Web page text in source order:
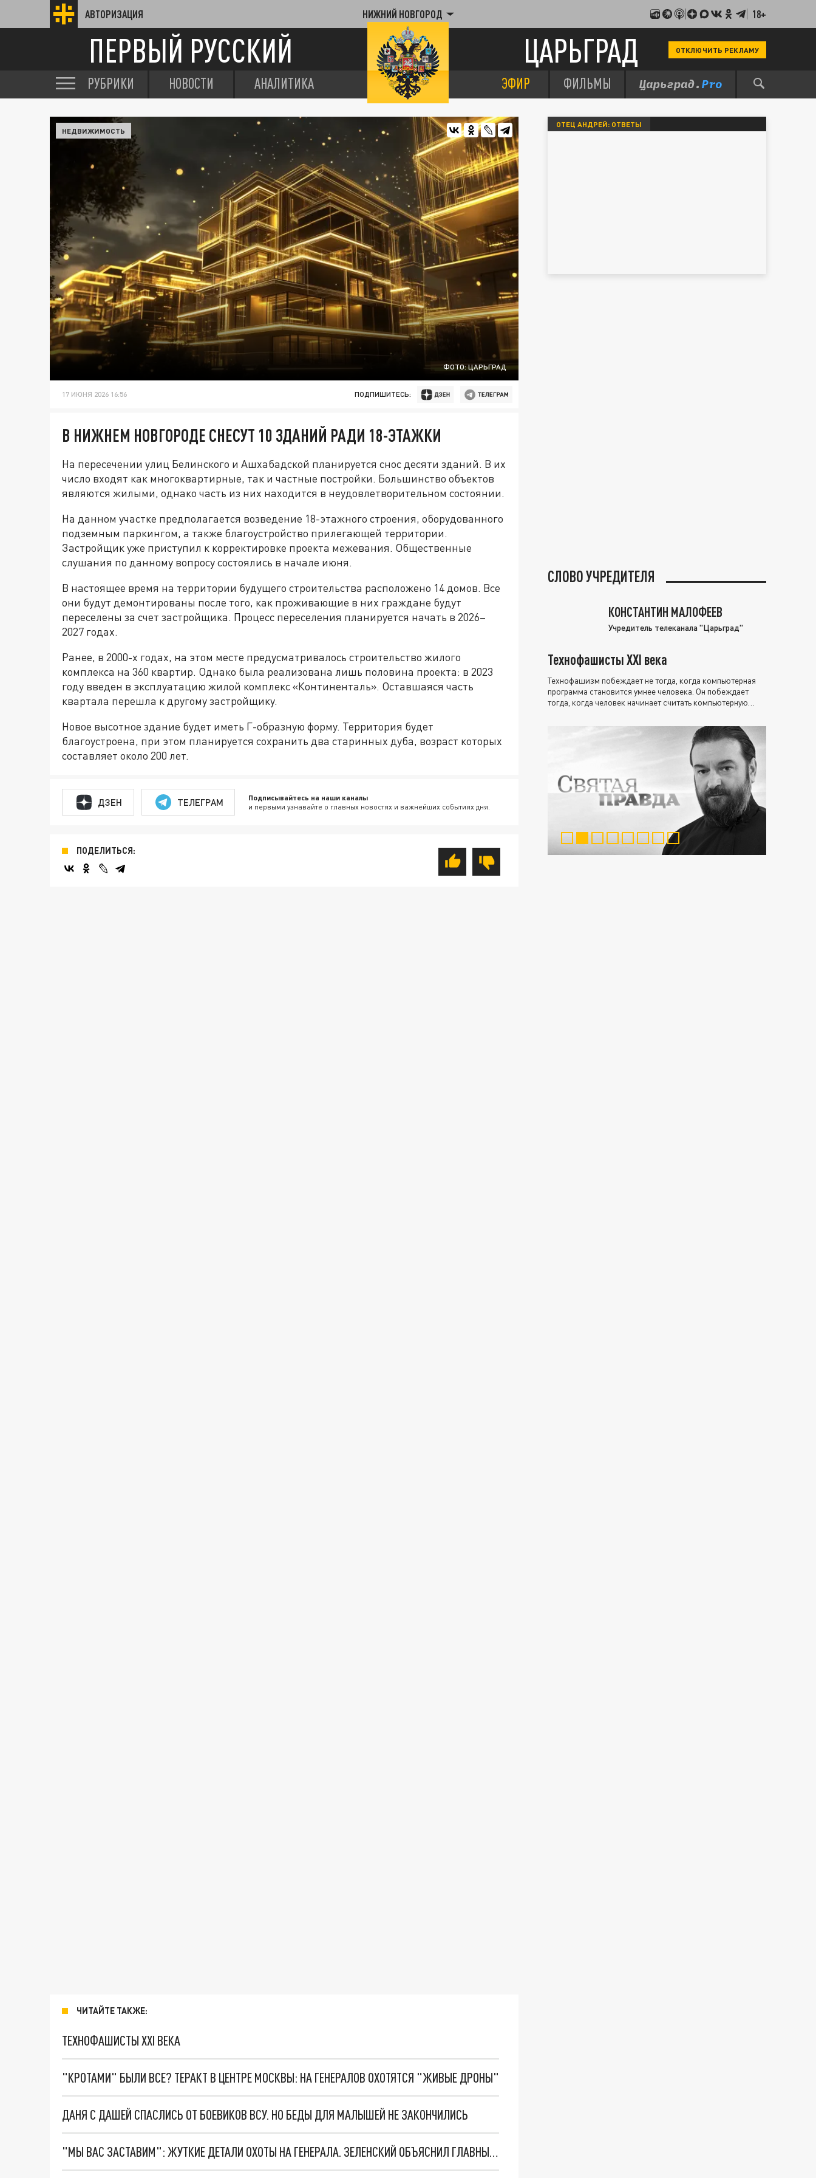
АВТОРИЗАЦИЯ НИЖНИЙ НОВГОРОД 18+
ПЕРВЫЙ РУССКИЙ ЦАРЬГРАД ОТКЛЮЧИТЬ РЕКЛАМУ
РУБРИКИ НОВОСТИ АНАЛИТИКА ЭФИР ФИЛЬМЫ
ФОТО: ЦАРЬГРАД
НЕДВИЖИМОСТЬ
17 ИЮНЯ 2026 16:56 ПОДПИШИТЕСЬ:
В НИЖНЕМ НОВГОРОДЕ СНЕСУТ 10 ЗДАНИЙ РАДИ 18-ЭТАЖКИ
На пересечении улиц Белинского и Ашхабадской планируется снос десяти зданий. В их
число входят как многоквартирные, так и частные постройки. Большинство объектов
являются жилыми, однако часть из них находится в неудовлетворительном состоянии.
На данном участке предполагается возведение 18-этажного строения, оборудованного
подземным паркингом, а также благоустройство прилегающей территории.
Застройщик уже приступил к корректировке проекта межевания. Общественные
слушания по данному вопросу состоялись в начале июня.
В настоящее время на территории будущего строительства расположено 14 домов. Все
они будут демонтированы после того, как проживающие в них граждане будут
переселены за счет застройщика. Процесс переселения планируется начать в 2026–
2027 годах.
Ранее, в 2000-х годах, на этом месте предусматривалось строительство жилого
комплекса на 360 квартир. Однако была реализована лишь половина проекта: в 2023
году введен в эксплуатацию жилой комплекс «Континенталь». Оставшаяся часть
квартала перешла к другому застройщику.
Новое высотное здание будет иметь Г-образную форму. Территория будет
благоустроена, при этом планируется сохранить два старинных дуба, возраст которых
составляет около 200 лет.
ДЗЕН ТЕЛЕГРАМ Подписывайтесь на наши каналы
и первыми узнавайте о главных новостях и важнейших событиях дня.
ПОДЕЛИТЬСЯ:
ЧИТАЙТЕ ТАКЖЕ:
ТЕХНОФАШИСТЫ XXI ВЕКА
"КРОТАМИ" БЫЛИ ВСЕ? ТЕРАКТ В ЦЕНТРЕ МОСКВЫ: НА ГЕНЕРАЛОВ ОХОТЯТСЯ "ЖИВЫЕ ДРОНЫ"
ДАНЯ С ДАШЕЙ СПАСЛИСЬ ОТ БОЕВИКОВ ВСУ. НО БЕДЫ ДЛЯ МАЛЫШЕЙ НЕ ЗАКОНЧИЛИСЬ
"МЫ ВАС ЗАСТАВИМ": ЖУТКИЕ ДЕТАЛИ ОХОТЫ НА ГЕНЕРАЛА. ЗЕЛЕНСКИЙ ОБЪЯСНИЛ ГЛАВНЫЙ СМЫСЛ ТЕРАКТА В ЦЕНТРЕ МОСКВЫ
ОТЕЦ АНДРЕЙ: ОТВЕТЫ
СЛОВО УЧРЕДИТЕЛЯ
КОНСТАНТИН МАЛОФЕЕВ
Учредитель телеканала "Царьград"
Технофашисты XXI века
Технофашизм побеждает не тогда, когда компьютерная
программа становится умнее человека. Он побеждает
тогда, когда человек начинает считать компьютерную